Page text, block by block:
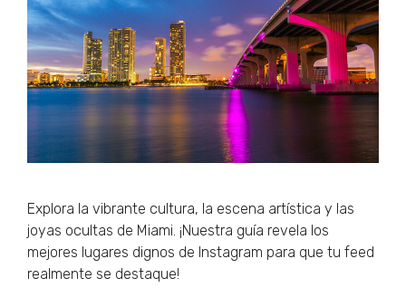
Explora la vibrante cultura, la escena artística y las
joyas ocultas de Miami. ¡Nuestra guía revela los
mejores lugares dignos de Instagram para que tu feed
realmente se destaque!